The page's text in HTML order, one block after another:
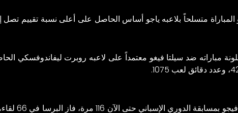
مباراته ضد سيلتا فيغو معتمداً على لاعبه روبرت ليفاندوفسكي